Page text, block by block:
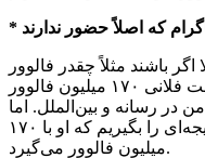
که اصلاً حضور ندارند
باشند مثلاً چقدر فالوور
خواهند داشت؟ دیروز پسرم به من گفت فلانی ۱۷۰ میلیون فالوور
در رسانه و بین‌الملل. اما
ما می‌خواهیم با ۱۷۰ هزار فالوور، نتیجه‌ای را بگیریم که او با ۱۷۰
میلیون فالوور می‌گیرد.